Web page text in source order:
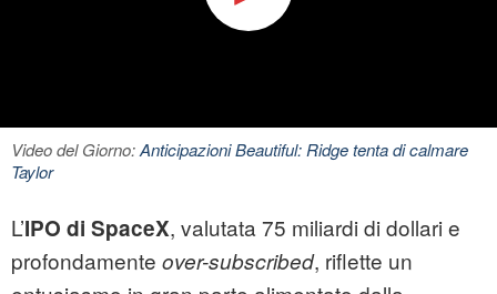
Video del Giorno:Anticipazioni Beautiful: Ridge tenta di calmare
Taylor
L’IPO di SpaceX, valutata 75 miliardi di dollari e
profondamente over-subscribed, riflette un